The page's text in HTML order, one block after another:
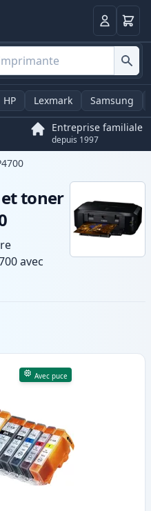
Panier
HP Lexmark Samsung
Entreprise familiale
depuis 1997
et toner
avec
qualité
livraison
.
Avec puce